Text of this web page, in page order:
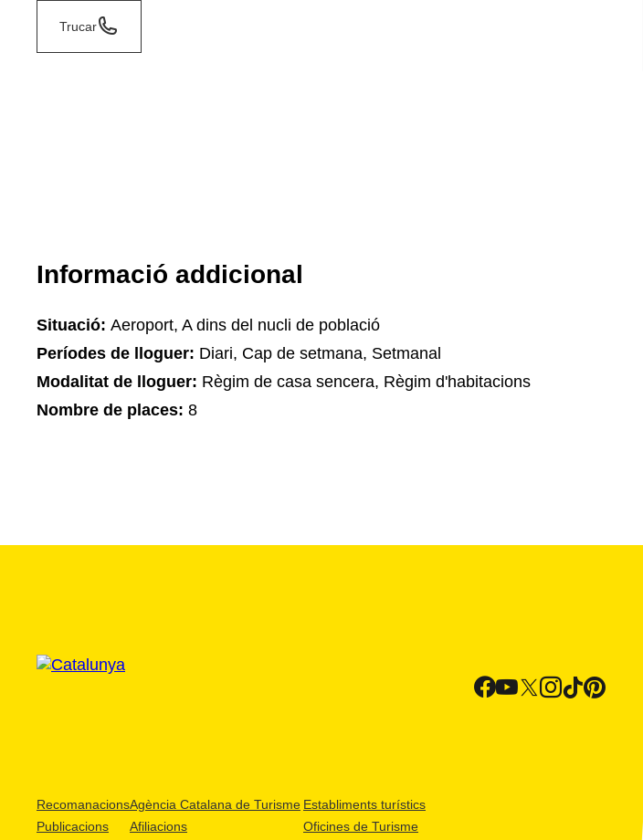
Trucar
Informació addicional
Situació: Aeroport, A dins del nucli de població
Períodes de lloguer: Diari, Cap de setmana, Setmanal
Modalitat de lloguer: Règim de casa sencera, Règim d'habitacions
Nombre de places: 8
Recomanacions
Publicacions
Agència Catalana de Turisme
Afiliacions
Establiments turístics
Oficines de Turisme